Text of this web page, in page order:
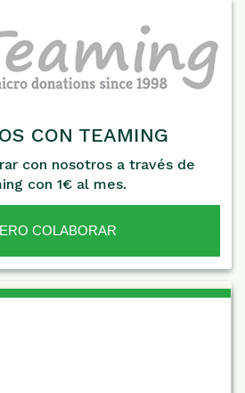
CON TEAMING
con nosotros a través de
con 1€ al mes.
COLABORAR